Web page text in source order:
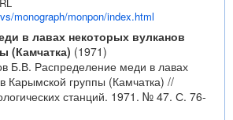
monograph/monpon/index.html
в лавах некоторых вулканов
(Камчатка) (1971)
Б.В. Распределение меди в лавах
Карымской группы (Камчатка) //
станций. 1971. № 47. С. 76-